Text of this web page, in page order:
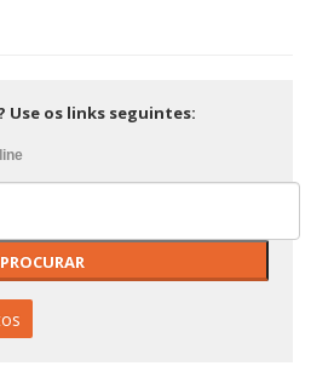
Use os links seguintes: